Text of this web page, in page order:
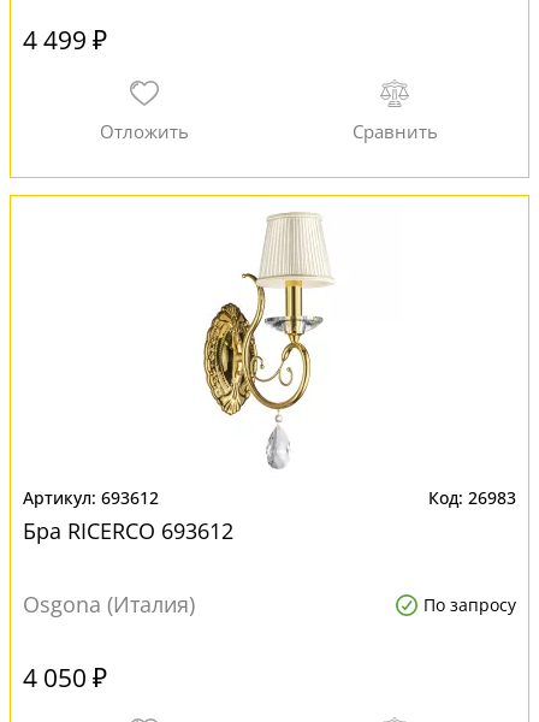
4 499 ₽
693612 26983
Бра RICERCO 693612
Osgona (Италия) По запросу
4 050 ₽